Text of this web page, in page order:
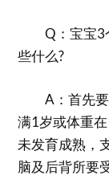
Q：宝宝3个
些什么?
A：首先要
满1岁或体重
未发育成熟，
脑及后背所要